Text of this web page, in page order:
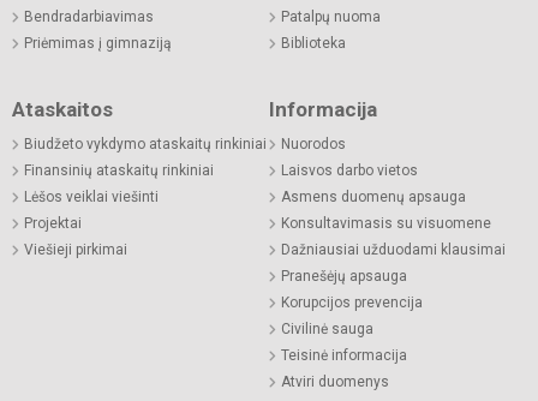
Bendradarbiavimas
Priėmimas į gimnaziją
Patalpų nuoma
Biblioteka
Ataskaitos
Biudžeto vykdymo ataskaitų rinkiniai
Finansinių ataskaitų rinkiniai
Lėšos veiklai viešinti
Projektai
Viešieji pirkimai
Informacija
Nuorodos
Laisvos darbo vietos
Asmens duomenų apsauga
Konsultavimasis su visuomene
Dažniausiai užduodami klausimai
Pranešėjų apsauga
Korupcijos prevencija
Civilinė sauga
Teisinė informacija
Atviri duomenys